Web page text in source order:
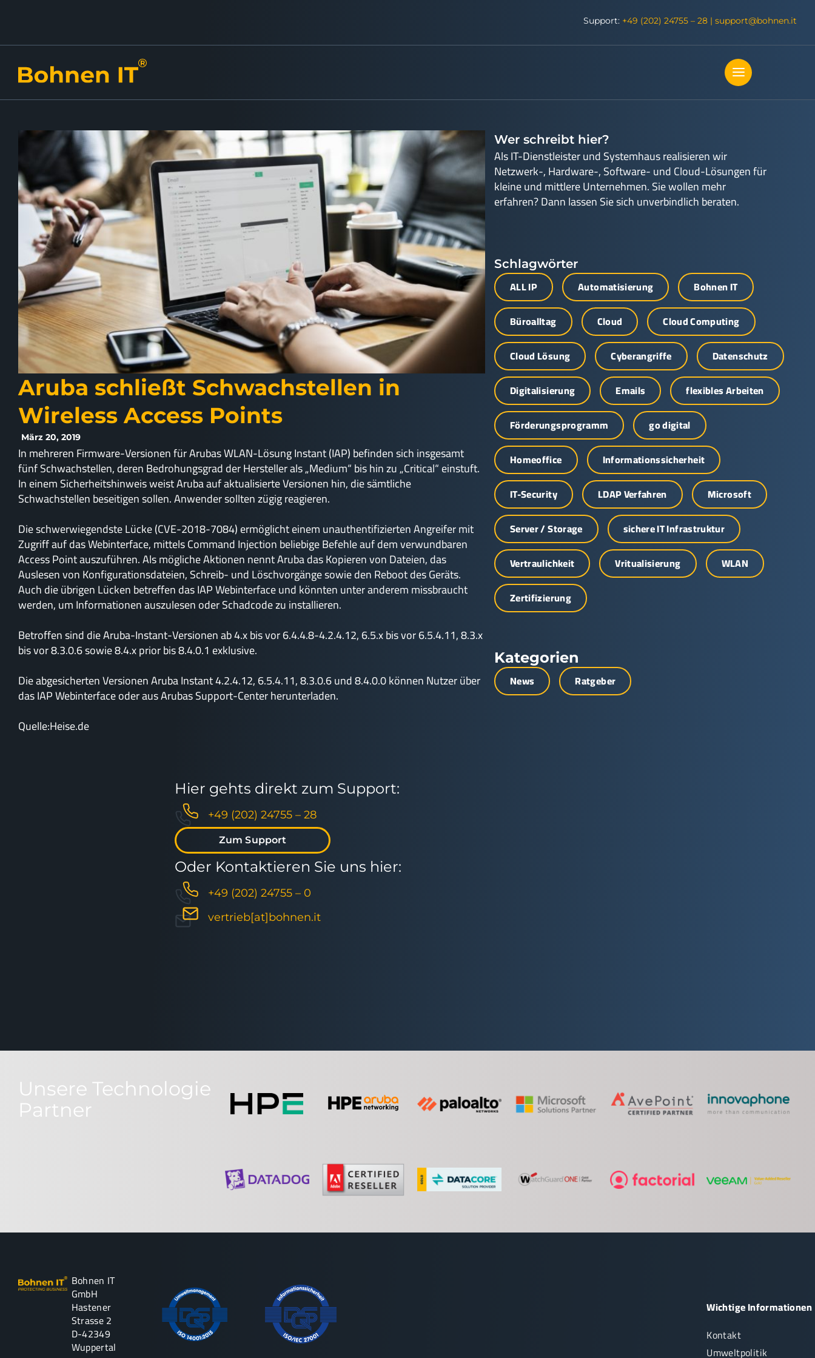
Support: +49 (202) 24755 – 28 | support@bohnen.it
Aruba schließt Schwachstellen in
Wireless Access Points
März 20, 2019
In mehreren Firmware-Versionen für Arubas WLAN-Lösung Instant (IAP) befinden sich insgesamt
fünf Schwachstellen, deren Bedrohungsgrad der Hersteller als „Medium“ bis hin zu „Critical“ einstuft.
In einem Sicherheitshinweis weist Aruba auf aktualisierte Versionen hin, die sämtliche
Schwachstellen beseitigen sollen. Anwender sollten zügig reagieren.
Die schwerwiegendste Lücke (CVE-2018-7084) ermöglicht einem unauthentifizierten Angreifer mit
Zugriff auf das Webinterface, mittels Command Injection beliebige Befehle auf dem verwundbaren
Access Point auszuführen. Als mögliche Aktionen nennt Aruba das Kopieren von Dateien, das
Auslesen von Konfigurationsdateien, Schreib- und Löschvorgänge sowie den Reboot des Geräts.
Auch die übrigen Lücken betreffen das IAP Webinterface und könnten unter anderem missbraucht
werden, um Informationen auszulesen oder Schadcode zu installieren.
Betroffen sind die Aruba-Instant-Versionen ab 4.x bis vor 6.4.4.8-4.2.4.12, 6.5.x bis vor 6.5.4.11, 8.3.x
bis vor 8.3.0.6 sowie 8.4.x prior bis 8.4.0.1 exklusive.
Die abgesicherten Versionen Aruba Instant 4.2.4.12, 6.5.4.11, 8.3.0.6 und 8.4.0.0 können Nutzer über
das IAP Webinterface oder aus Arubas Support-Center herunterladen.
Quelle:Heise.de
Wer schreibt hier?
Als IT-Dienstleister und Systemhaus realisieren wir
Netzwerk-, Hardware-, Software- und Cloud-Lösungen für
kleine und mittlere Unternehmen. Sie wollen mehr
erfahren? Dann lassen Sie sich unverbindlich beraten.
Schlagwörter
ALL IP Automatisierung
Bohnen IT
Büroalltag
Cloud
Cloud Computing
Cloud Lösung
Cyberangriffe
Datenschutz
Digitalisierung
Emails
flexibles Arbeiten
Förderungsprogramm
go digital
Homeoffice
Informationssicherheit
IT-Security
LDAP Verfahren
Microsoft
Server / Storage
sichere IT Infrastruktur
Vertraulichkeit
Vritualisierung
WLAN
Zertifizierung
Kategorien
News Ratgeber
Hier gehts direkt zum Support:
+49 (202) 24755 – 28
Zum Support
Oder Kontaktieren Sie uns hier:
+49 (202) 24755 – 0
vertrieb[at]bohnen.it
Unsere Technologie
Partner
Bohnen IT
GmbH
Hastener
Strasse 2
D-42349
Wuppertal
Wichtige Informationen
Kontakt
Umweltpolitik